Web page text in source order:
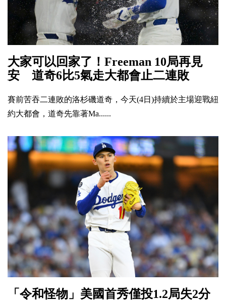
大家可以回家了！Freeman 10局再見
安 道奇6比5氣走大都會止二連敗
賽前苦吞二連敗的洛杉磯道奇，今天(4日)持續於主場迎戰紐
約大都會，道奇先靠著Ma......
「令和怪物」美國首秀僅投1.2局失2分